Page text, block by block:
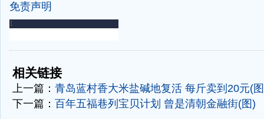
免责声明
-
相关链接
上一篇： 青岛蓝村香大米盐碱地复活 每斤卖到20元(
下一篇： 百年五福巷列宝贝计划 曾是清朝金融街(图)